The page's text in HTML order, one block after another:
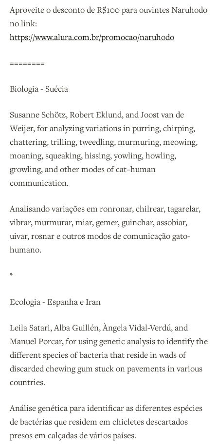
Aproveite o desconto de R$100 para ouvintes Naruhodo
no link:
https://www.alura.com.br/promocao/naruhodo
========
Biologia - Suécia
Susanne Schötz, Robert Eklund, and Joost van de
Weijer, for analyzing variations in purring, chirping,
chattering, trilling, tweedling, murmuring, meowing,
moaning, squeaking, hissing, yowling, howling,
growling, and other modes of cat–human
communication.
Analisando variações em ronronar, chilrear, tagarelar,
vibrar, murmurar, miar, gemer, guinchar, assobiar,
uivar, rosnar e outros modos de comunicação gato-
humano.
*
Ecologia - Espanha e Iran
Leila Satari, Alba Guillén, Àngela Vidal-Verdú, and
Manuel Porcar, for using genetic analysis to identify the
different species of bacteria that reside in wads of
discarded chewing gum stuck on pavements in various
countries.
Análise genética para identificar as diferentes espécies
de bactérias que residem em chicletes descartados
presos em calçadas de vários países.